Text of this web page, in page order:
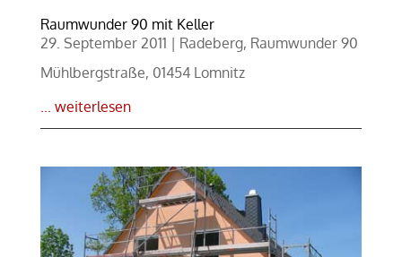
Raumwunder 90 mit Keller
29. September 2011 | Radeberg, Raumwunder 90
Mühlbergstraße, 01454 Lomnitz
... weiterlesen